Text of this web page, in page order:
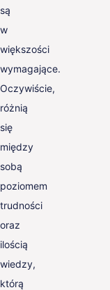
są
w
większości
wymagające.
Oczywiście,
różnią
się
między
sobą
poziomem
trudności
oraz
ilością
wiedzy,
którą